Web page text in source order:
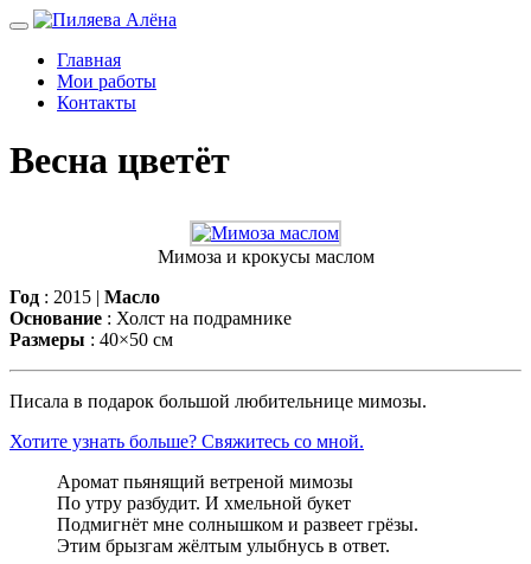
Главная
Мои работы
Контакты
Весна цветёт
Мимоза и крокусы маслом
Год : 2015 | Масло
Основание : Холст на подрамнике
Размеры : 40×50 см
Писала в подарок большой любительнице мимозы.
Хотите узнать больше? Свяжитесь со мной.
Аромат пьянящий ветреной мимозы
По утру разбудит. И хмельной букет
Подмигнёт мне солнышком и развеет грёзы.
Этим брызгам жёлтым улыбнусь в ответ.